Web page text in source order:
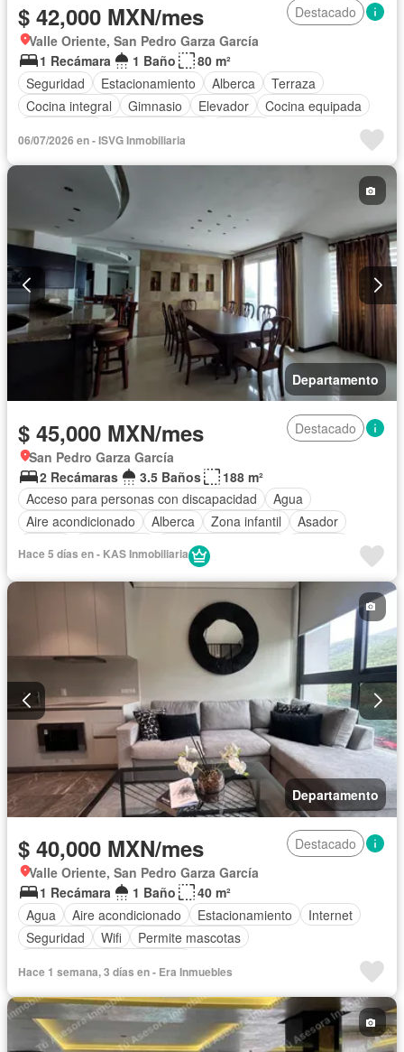
$ 42,000 MXN/mes
Destacado
Valle Oriente, San Pedro Garza García
1 Recámara
1 Baño
80 m²
Seguridad
Estacionamiento Alberca
Terraza
Cocina integral
Gimnasio Elevador
Cocina equipada
Aire acondicionado
Electricidad
Zonas verdes
Completamente amueblado
06/07/2026 en - ISVG Inmobiliaria
Departamento
$ 45,000 MXN/mes
Destacado
San Pedro Garza García
2 Recámaras
3.5 Baños
188 m²
Acceso para personas con discapacidad
Agua
Aire acondicionado
Alberca Zona infantil
Asador
Caseta de vigilancia
Cocina integral
Cuarto de servicio
Electricidad
Elevador
Internet
Jardín
Recámara con closet
Sala polivalente
Seguridad
Televisión por cable
Terraza Vista panorámica
Wifi
Zonas verdes
Permite mascotas
Permite niños
Completamente amueblado
Hace 5 días en - KAS Inmobiliaria
Departamento
$ 40,000 MXN/mes
Destacado
Valle Oriente, San Pedro Garza García
1 Recámara
1 Baño
40 m²
Agua
Aire acondicionado Estacionamiento
Internet
Seguridad
Wifi
Permite mascotas
Hace 1 semana, 3 días en - Era Inmuebles